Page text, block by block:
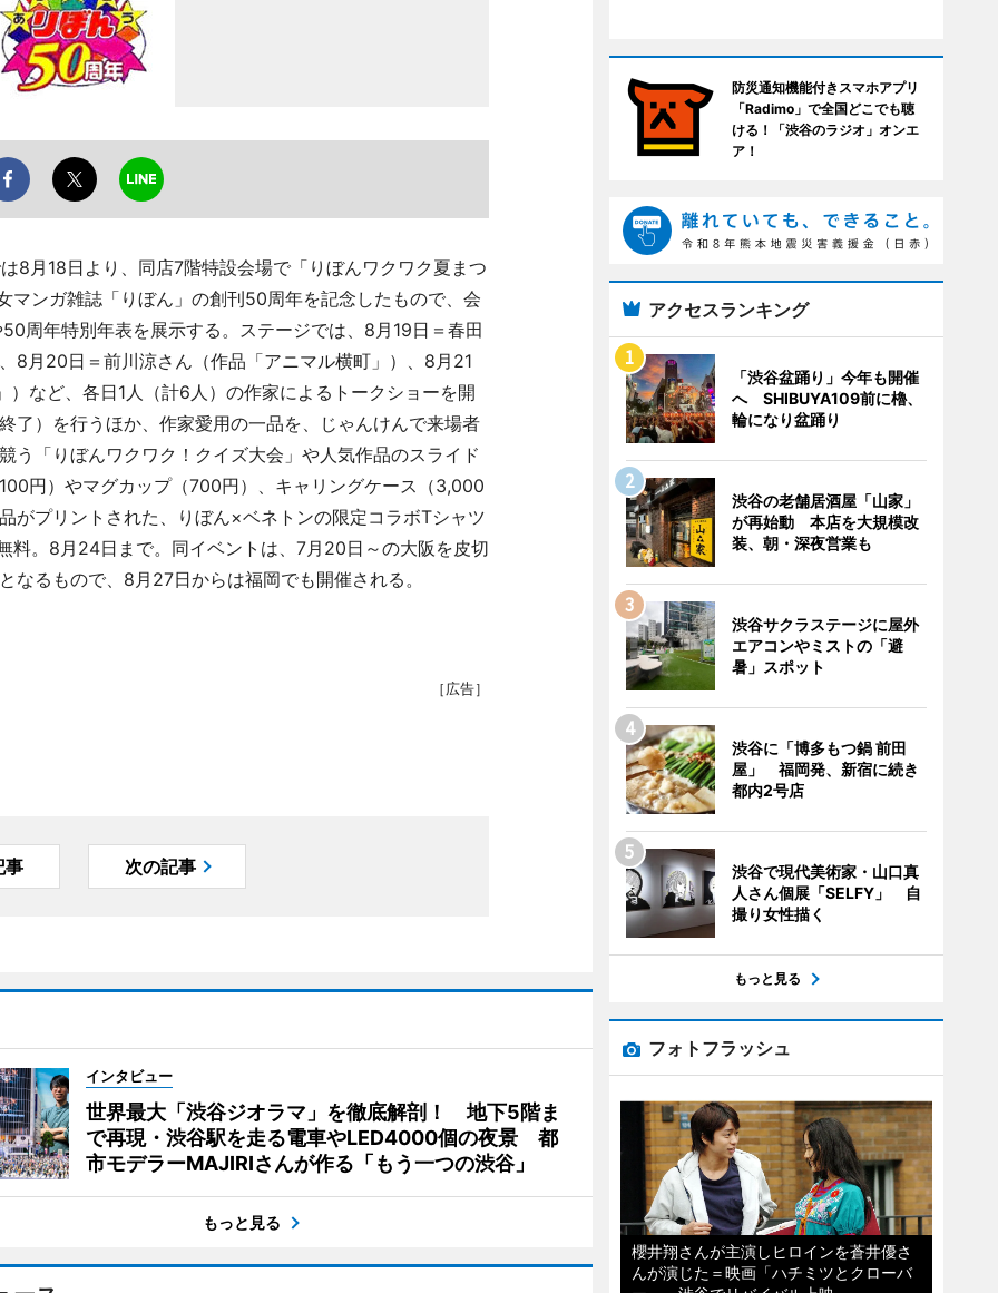
8月18日より、同店7階特設会場で「りぼんワクワク夏まつ
ンガ雑誌「りぼん」の創刊50周年を記念したもので、会
周年特別年表を展示する。ステージでは、8月19日＝春田
8月20日＝前川涼さん（作品「アニマル横町」）、8月21
など、各日1人（計6人）の作家によるトークショーを開
了）を行うほか、作家愛用の一品を、じゃんけんで来場者
う「りぼんワクワク！クイズ大会」や人気作品のスライド
円）やマグカップ（700円）、キャリングケース（3,000
がプリントされた、りぼん×ベネトンの限定コラボTシャツ
料。8月24日まで。同イベントは、7月20日～の大阪を皮切
るもので、8月27日からは福岡でも開催される。
［広告］
事 次の記事
インタビュー
世界最大「渋谷ジオラマ」を徹底解剖！ 地下5階ま
で再現・渋谷駅を走る電車やLED4000個の夜景 都
市モデラーMAJIRIさんが作る「もう一つの渋谷」
もっと見る
防災通知機能付きスマホアプリ
「Radimo」で全国どこでも聴
ける！「渋谷のラジオ」オンエ
ア！
アクセスランキング
「渋谷盆踊り」今年も開催
へ SHIBUYA109前に櫓、
輪になり盆踊り
渋谷の老舗居酒屋「山家」
が再始動 本店を大規模改
装、朝・深夜営業も
渋谷サクラステージに屋外
エアコンやミストの「避
暑」スポット
渋谷に「博多もつ鍋 前田
屋」 福岡発、新宿に続き
都内2号店
渋谷で現代美術家・山口真
人さん個展「SELFY」 自
撮り女性描く
もっと見る
フォトフラッシュ
櫻井翔さんが主演しヒロインを蒼井優さ
んが演じた＝映画「ハチミツとクローバ